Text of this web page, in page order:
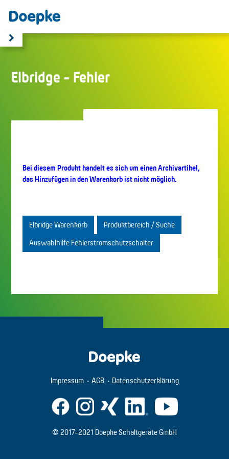
Elbridge - Fehler
Bei diesem Produkt handelt es sich um einen Archivartikel,
das Hinzufügen in den Warenkorb ist nicht möglich.
Elbridge Warenkorb
Produktbereich / Suche
Auswahlhilfe Fehlerstromschutzschalter
Impressum AGB Datenschutzerklärung
© 2017-2021 Doepke Schaltgeräte GmbH